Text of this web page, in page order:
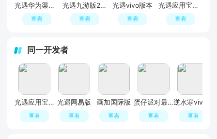
光遇华为渠道服安装包
查看
光遇九游版2026最新版
查看
光遇vivo版本
查看
光遇应用宝渠道服
查看
同一开发者
光遇应用宝渠道服
查看
光遇网易版
查看
画加国际版
查看
蛋仔派对最新版
查看 查看